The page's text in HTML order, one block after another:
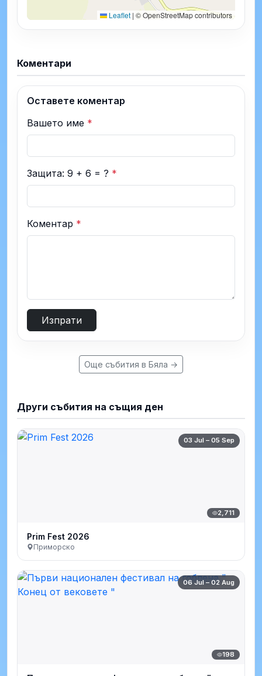
Leaflet | © OpenStreetMap contributors
Коментари
Оставете коментар
Вашето име *
Защита: 9 + 6 = ? *
Коментар *
Изпрати
Още събития в Бяла →
Други събития на същия ден
03 Jul – 05 Sep
2,711
Prim Fest 2026
Приморско
06 Jul – 02 Aug
198